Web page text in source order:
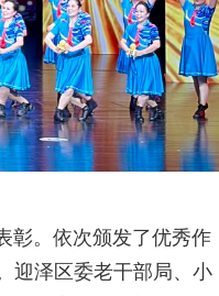
彰。依次颁发了优秀作
迎泽区委老干部局、小